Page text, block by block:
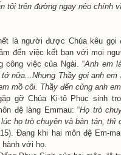
tôi trên đường ngay nẻo chính
là người được Chúa kêu gọi
đến việc kết bạn với mọi
công việc của Ngài. “Anh em
nữa...Nhưng Thầy gọi anh em
mồ côi. Thầy đến cùng anh
gỡ Chúa Ki-tô Phục sinh
đệ làng Emmau: “Họ trò
họ trò chuyện và bàn tán, thì
Đang khi hai môn đệ Em-
với họ.